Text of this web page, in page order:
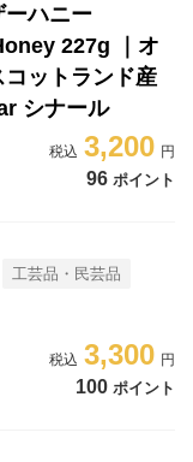
ーハニー
227g ｜オ
ットランド産
シナール
3,200
96 ポイント
工芸品・民芸品
3,300
100 ポイント